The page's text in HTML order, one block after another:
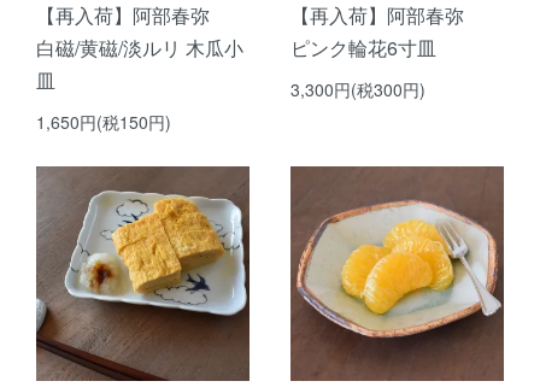
【再入荷】阿部春弥
白磁/黄磁/淡ルリ 木瓜小
皿
1,650円(税150円)
【再入荷】阿部春弥
ピンク輪花6寸皿
3,300円(税300円)